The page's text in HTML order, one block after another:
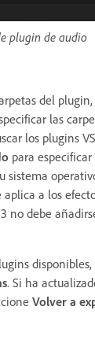
plugin de audio
del
las
los plugins
para
sistema
aplica a los
no debe
. Si ha
Volver a